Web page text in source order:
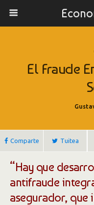
El Fraude
Comparte Tuitea
“Hay que
antifraude
asegurador, que